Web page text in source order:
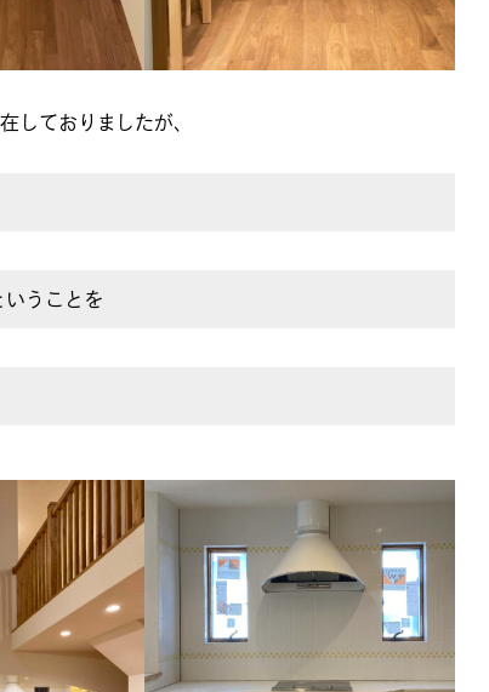
しておりましたが、
うことを